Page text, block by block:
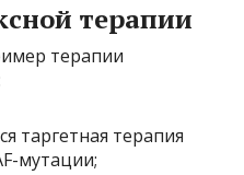
терапии
терапии
таргетная терапия
мутации;